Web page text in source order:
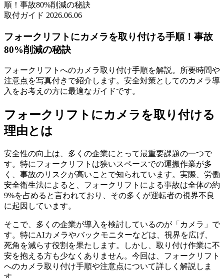
順！事故80%削減の秘訣
取付ガイド 2026.06.06
フォークリフトにカメラを取り付ける手順！事故
80%削減の秘訣
フォークリフトへのカメラ取り付け手順を解説。所要時間や
注意点を写真付きで紹介します。安全対策としてのカメラ導
入をお考えの方に最適なガイドです。
フォークリフトにカメラを取り付ける
理由とは
安全性の向上は、多くの企業にとって最重要課題の一つで
す。特にフォークリフトは狭いスペースでの運搬作業が多
く、事故のリスクが高いことで知られています。実際、労働
安全衛生法によると、フォークリフトによる事故は全体の約
9%を占めると言われており、その多くが運転者の視界不良
に起因しています。
そこで、多くの企業が導入を検討しているのが「カメラ」で
す。特にAIカメラやバックモニターなどは、視界を広げ、
死角を減らす役割を果たします。しかし、取り付け作業に不
安を抱える方も少なくありません。今回は、フォークリフト
へのカメラ取り付け手順や注意点について詳しく解説しま